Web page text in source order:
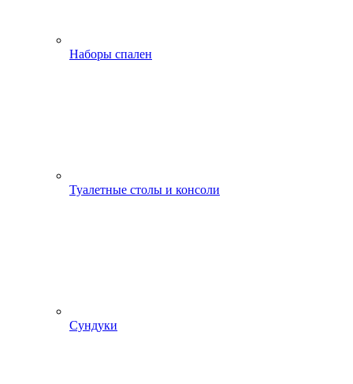
Наборы спален
Туалетные столы и консоли
Сундуки